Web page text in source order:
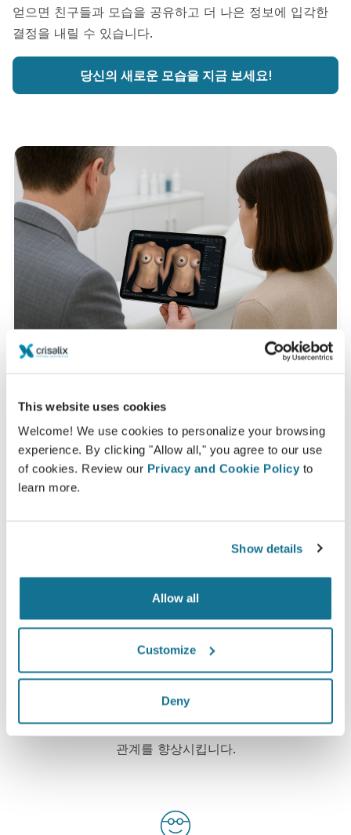
This website uses cookies
Welcome! We use cookies to personalize your browsing
experience. By clicking "Allow all," you agree to our use
of cookies. Review our Privacy and Cookie Policy to
learn more.
Show details
Allow all
Customize
Deny
얻으면 친구들과 모습을 공유하고 더 나은 정보에 입각한
결정을 내릴 수 있습니다.
당신의 새로운 모습을 지금 보세요!
일반적인 3D 상담은 어떻습니까?
다음 약속에서는 Dr. Rodrigo Cericatto
님의 귀중한 조
언을 받으면서 "새로운 모습"을 볼 수 있습니다.
3D 가슴 상담
당신의 새로운 모습을 지금 보세요!
환자 케어 수준 높임
크리살릭스는 의사와 환자의 의사소통 개선을 목표로 하는
혁신적인 도구입니다. 상호연결 플랫폼은 환자와 의사의
관계를 향상시킵니다.